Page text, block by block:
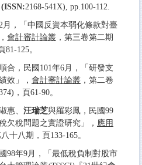
(ISSN:2168-541X), pp.100-112.
月，「中國反資本弱化條款對臺
會計審計論叢 ，第三卷第二期
81-125。
合，民國101年6月，「研發支
效」， 會計審計論叢 ，第二卷
，頁61-90。
惠、 汪瑞芝與羅彩鳳，民國99
欠稅問題之實證研究」， 應用
八十八期，頁133-165。
98年9月，「最低稅負制對股市